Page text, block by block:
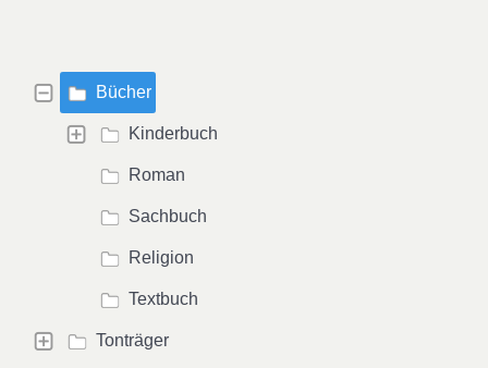
Bücher
Kinderbuch
Roman
Sachbuch
Religion
Textbuch
Tonträger